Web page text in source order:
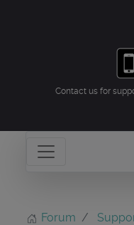
Contact us for
Forum